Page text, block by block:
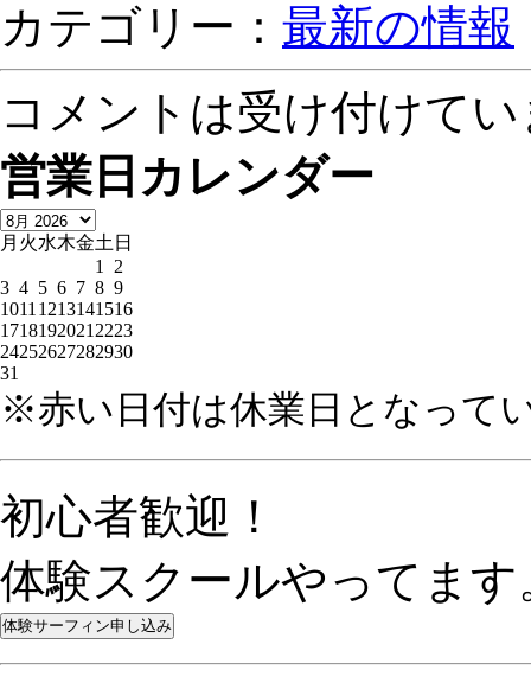
カテゴリー： 最新の情報
コメントは受け付けて
営業日カレンダー
月 火水木金土 日
1
2
3 4 5 6 7 8 9
1011 1213141516
1718192021 2223
24252627282930
31
※赤い日付は休業日となって
初心者歓迎！
体験スクールやってます